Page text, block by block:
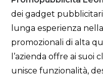
dei gadget
lunga esperienza
promozionali di alta
l’azienda offre ai
unisce funzionalità,